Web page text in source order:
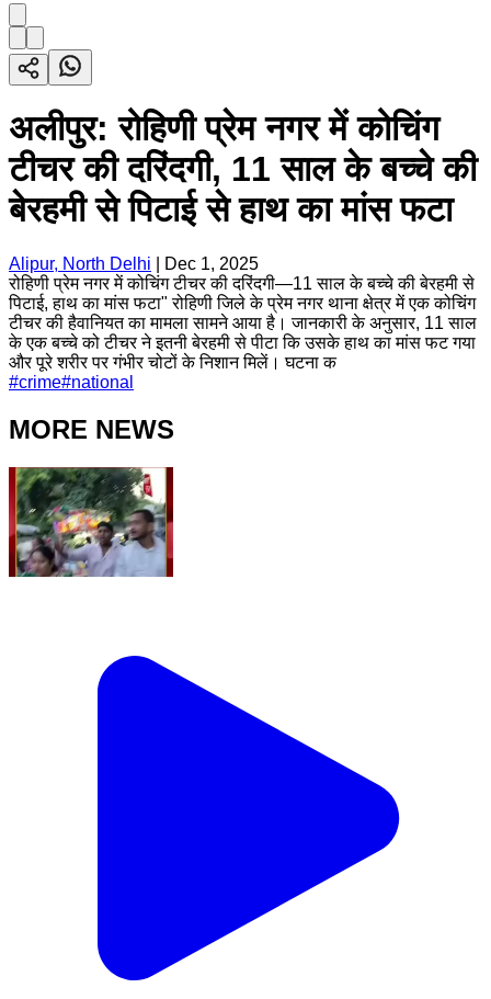
अलीपुर: रोहिणी प्रेम नगर में कोचिंग
टीचर की दरिंदगी, 11 साल के बच्चे की
बेरहमी से पिटाई से हाथ का मांस फटा
Alipur, North Delhi
Dec 1, 2025
रोहिणी प्रेम नगर में कोचिंग टीचर की दरिंदगी—11 साल के बच्चे की बेरहमी से
पिटाई, हाथ का मांस फटा" रोहिणी जिले के प्रेम नगर थाना क्षेत्र में एक कोचिंग
टीचर की हैवानियत का मामला सामने आया है। जानकारी के अनुसार, 11 साल
के एक बच्चे को टीचर ने इतनी बेरहमी से पीटा कि उसके हाथ का मांस फट गया
और पूरे शरीर पर गंभीर चोटों के निशान मिलें। घटना क
#crime#national
MORE NEWS